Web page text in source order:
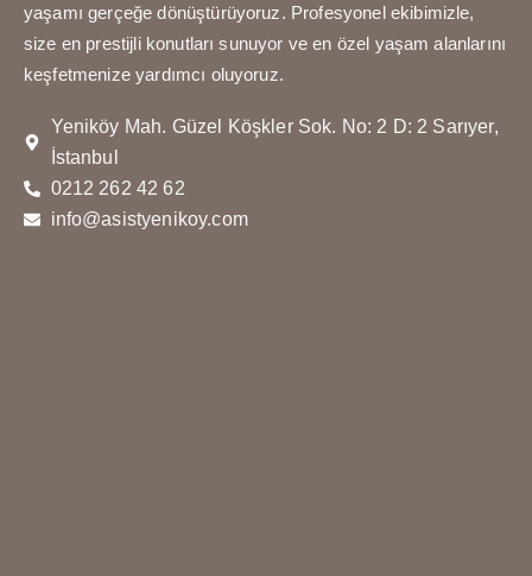
yaşamı gerçeğe dönüştürüyoruz. Profesyonel ekibimizle,
size en prestijli konutları sunuyor ve en özel yaşam alanlarını
keşfetmenize yardımcı oluyoruz.
Yeniköy Mah. Güzel Köşkler Sok. No: 2 D: 2 Sarıyer,
İstanbul
0212 262 42 62
info@asistyenikoy.com